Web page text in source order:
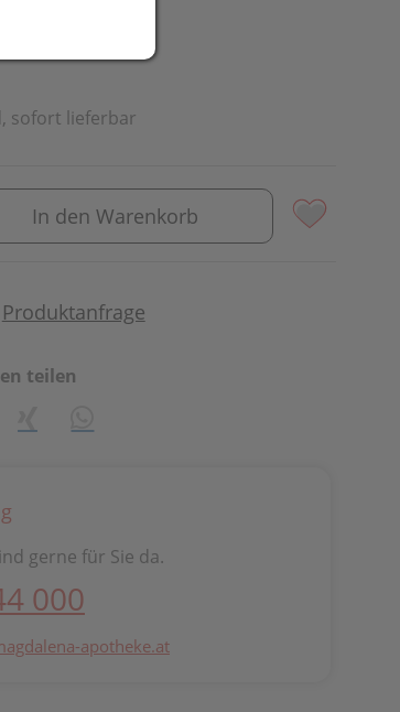
sofort lieferbar
In den Warenkorb
Produktanfrage
teilen
gerne für Sie da.
000
apotheke.at